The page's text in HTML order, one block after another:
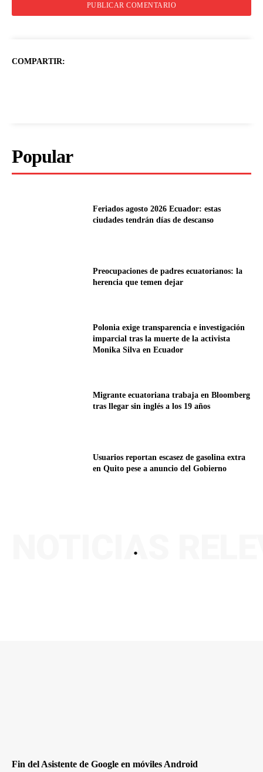
COMPARTIR:
Popular
Feriados agosto 2026 Ecuador: estas
ciudades tendrán días de descanso
Preocupaciones de padres ecuatorianos: la
herencia que temen dejar
Polonia exige transparencia e investigación
imparcial tras la muerte de la activista
Monika Silva en Ecuador
Migrante ecuatoriana trabaja en Bloomberg
tras llegar sin inglés a los 19 años
Usuarios reportan escasez de gasolina extra
en Quito pese a anuncio del Gobierno
.
NOTICIAS
Fin del Asistente de Google en móviles Android